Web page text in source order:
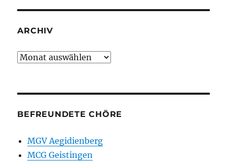
ARCHIV
Archiv
BEFREUNDETE CHÖRE
MGV Aegidienberg
MCG Geistingen